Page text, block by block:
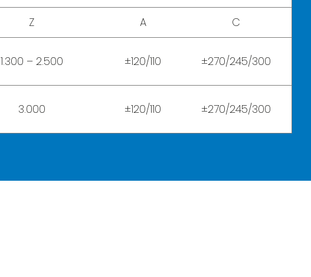
Z A C
1.300 – 2.500 ±120/110 ±270/245/300
3.000 ±120/110 ±270/245/300